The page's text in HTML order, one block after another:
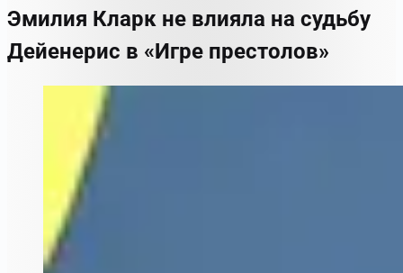
Эмилия Кларк не влияла на судьбу
Дейенерис в «Игре престолов»